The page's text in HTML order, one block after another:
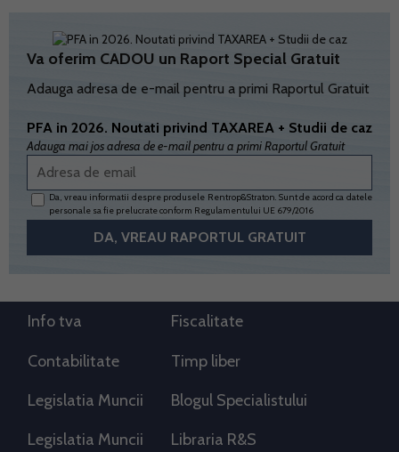
Va oferim CADOU un Raport Special Gratuit
Adauga adresa de e-mail pentru a primi Raportul Gratuit
PFA in 2026. Noutati privind TAXAREA + Studii de caz
Adauga mai jos adresa de e-mail pentru a primi Raportul Gratuit
Da, vreau informatii despre produsele Rentrop&Straton. Sunt de acord ca datele
personale sa fie prelucrate conform Regulamentului UE 679/2016
Info tva Fiscalitate
Contabilitate Timp liber
Legislatia Muncii Blogul Specialistului
Legislatia Muncii Libraria R&S